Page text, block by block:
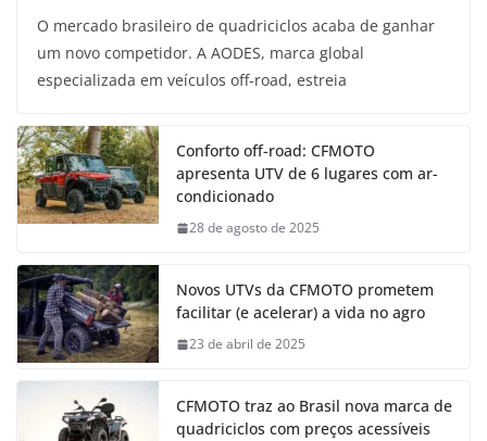
O mercado brasileiro de quadriciclos acaba de ganhar
um novo competidor. A AODES, marca global
especializada em veículos off-road, estreia
Conforto off-road: CFMOTO
apresenta UTV de 6 lugares com ar-
condicionado
28 de agosto de 2025
Novos UTVs da CFMOTO prometem
facilitar (e acelerar) a vida no agro
23 de abril de 2025
CFMOTO traz ao Brasil nova marca de
quadriciclos com preços acessíveis